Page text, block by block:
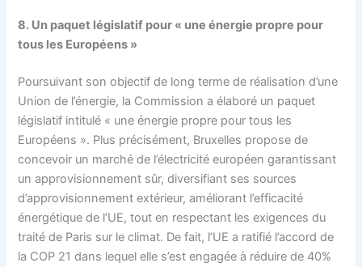
8. Un paquet législatif pour « uneénergie propre pour
tous les Européens »
Poursuivant son objectif de long terme de réalisation d’une
Union de l’énergie, la Commission a élaboré un paquet
législatif intitulé « une énergie propre pour tous les
Européens ». Plus précisément, Bruxelles propose de
concevoir un marché de l’électricité européen garantissant
un approvisionnement sûr, diversifiant ses sources
d’approvisionnement extérieur, améliorant l’efficacité
énergétique de l’UE, tout en respectant les exigences du
traité de Paris sur le climat. De fait, l’UE a ratifié l’accord de
la COP 21 dans lequel elle s’est engagée à réduire de 40%